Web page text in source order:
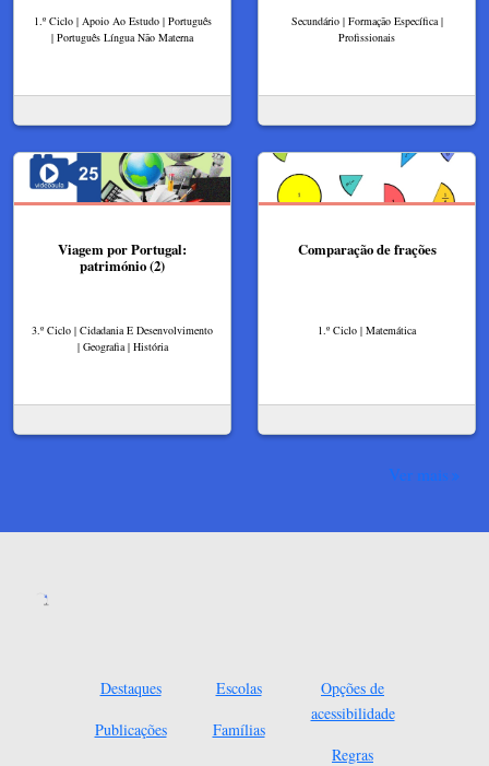
1.º Ciclo | Apoio Ao Estudo | Português
| Português Língua Não Materna
Secundário | Formação Específica |
Profissionais
Viagem por Portugal:
património (2)
3.º Ciclo | Cidadania E Desenvolvimento
| Geografia | História
Comparação de frações
1.º Ciclo | Matemática
Ver mais
Destaques
Publicações
Escolas
Famílias
Opções de
acessibilidade
Regras